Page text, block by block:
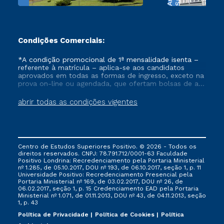
Condições Comerciais:
abrir todas as condições vigentes
*A condição promocional de 1ª mensalidade isenta –
referente à matrícula – aplica-se aos candidatos
aprovados em todas as formas de ingresso, exceto na
prova on-line ou agendada, que ofertam bolsas de até
vigente, que ainda não tenham efetivado e/ou não
tenham cancelado ou trancado sua matrícula em uma
via FIES, Prouni e outros programas governamentais, e
não se acumula com nenhuma outra campanha
ofertada pela Instituição.
Centro de Estudos Superiores Positivo. © 2026 - Todos os
direitos reservados. CNPJ: 78.791.712/0001-63 Faculdade
Positivo Londrina: Recredenciamento pela Portaria Ministerial
nº 1.285, de 05.10.2017, DOU nº 193, de 06.10.2017, seção 1, p. 11
Universidade Positivo: Recredenciamento Presencial ​pela
Portaria Ministerial nº 169, de 03.02.2017, DOU nº 26, de
06.02.2017, seção 1, p. 15 Credenciamento EAD pela Portaria
Ministerial nº 1.071, de 01.11.2013, DOU nº 43, de 04.11.2013, seção
1, p. 43
Política de Privacidade
Política de Cookies
Política